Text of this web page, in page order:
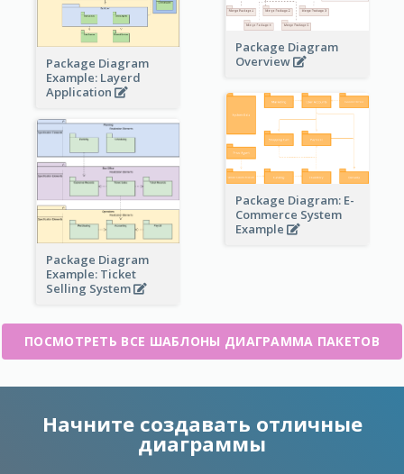
Package Diagram
Example: Layerd
Application
Package Diagram
Overview
Package Diagram: E-
Commerce System
Example
Package Diagram
Example: Ticket
Selling System
ПОСМОТРЕТЬ ВСЕ ШАБЛОНЫ ДИАГРАММА ПАКЕТОВ
Начните создавать отличные
диаграммы